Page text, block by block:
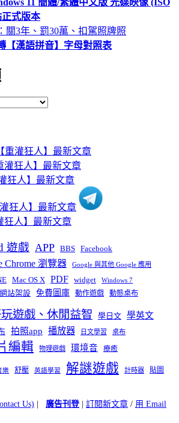
式版本
關3年、罰30萬、扣駕照牌照
【漢語拼音】字母對照表
遊戲 APP BBS Facebook
Chrome 瀏覽器 Google 與其他 Google 應用
Mac OS X PDF widget Windows 7
站架設 免費圖庫 動作遊戲 動態桌布
遊戲、休閒益智 學日文 學英文
拍照app 播放器 日文學習 桌布
編輯 物理遊戲 環境音 療癒
樂 舒壓 英語學習 解謎遊戲 計時器
貼圖
Us) | 廣告刊登| 訂閱新文章 / 用 Email